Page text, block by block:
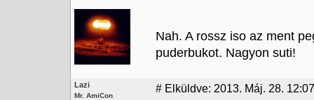
Nah. A rossz iso az ment
puderbukot. Nagyon suti!
Lazi
Mr. AmiCon
# Elküldve: 2013. Máj. 28. 12:07